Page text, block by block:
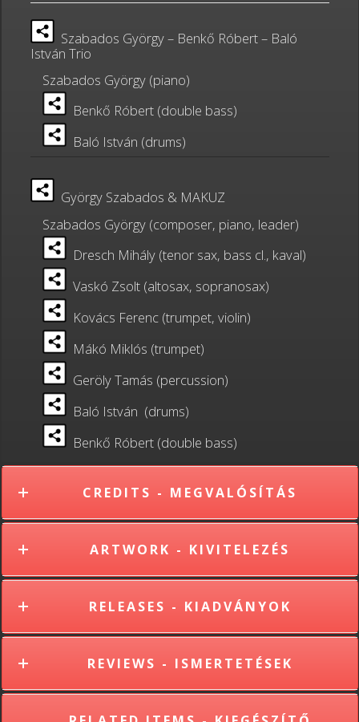
Szabados György – Benkő Róbert – Baló
István Trio
Szabados György (piano)
Benkő Róbert (double bass)
Baló István (drums)
György Szabados & MAKUZ
Szabados György (composer, piano, leader)
Dresch Mihály (tenor sax, bass cl., kaval)
Vaskó Zsolt (altosax, sopranosax)
Kovács Ferenc (trumpet, violin)
Mákó Miklós (trumpet)
Geröly Tamás (percussion)
Baló István (drums)
Benkő Róbert (double bass)
CREDITS - MEGVALÓSÍTÁS
ARTWORK - KIVITELEZÉS
RELEASES - KIADVÁNYOK
REVIEWS - ISMERTETÉSEK